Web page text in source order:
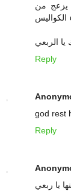
يزعج من
الكواليس
يا الربعي
Reply
god rest
Reply
يا ربعي